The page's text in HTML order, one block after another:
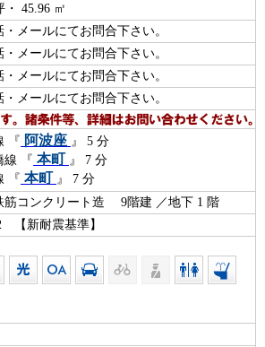
・ 45.96 ㎡
・メールにてお問合下さい。
・メールにてお問合下さい。
・メールにてお問合下さい。
・メールにてお問合下さい。
『 阿波座 』 5 分
線 『 本町 』 7 分
『 本町 』 7 分
筋コンクリート造 9階建 ／地下 1 階
【新耐震基準】